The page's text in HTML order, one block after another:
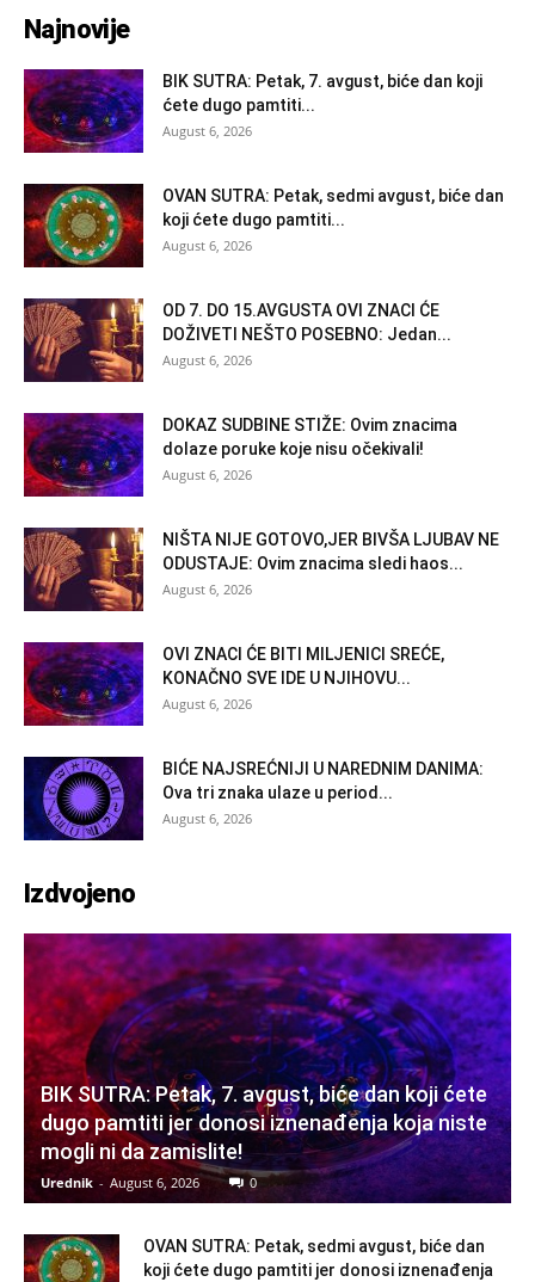
Najnovije
BIK SUTRA: Petak, 7. avgust, biće dan koji
ćete dugo pamtiti...
August 6, 2026
OVAN SUTRA: Petak, sedmi avgust, biće dan
koji ćete dugo pamtiti...
August 6, 2026
OD 7. DO 15.AVGUSTA OVI ZNACI ĆE
DOŽIVETI NEŠTO POSEBNO: Jedan...
August 6, 2026
DOKAZ SUDBINE STIŽE: Ovim znacima
dolaze poruke koje nisu očekivali!
August 6, 2026
NIŠTA NIJE GOTOVO,JER BIVŠA LJUBAV NE
ODUSTAJE: Ovim znacima sledi haos...
August 6, 2026
OVI ZNACI ĆE BITI MILJENICI SREĆE,
KONAČNO SVE IDE U NJIHOVU...
August 6, 2026
BIĆE NAJSREĆNIJI U NAREDNIM DANIMA:
Ova tri znaka ulaze u period...
August 6, 2026
Izdvojeno
BIK SUTRA: Petak, 7. avgust, biće dan koji ćete
dugo pamtiti jer donosi iznenađenja koja niste
mogli ni da zamislite!
Urednik - August 6, 2026 0
OVAN SUTRA: Petak, sedmi avgust, biće dan
koji ćete dugo pamtiti jer donosi iznenađenja